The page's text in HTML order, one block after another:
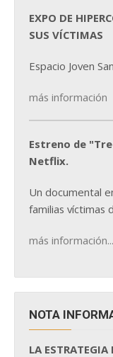
EXPO DE
SUS VÍCTIMAS
Espacio Joven
más información
Estreno de
Netflix.
Un documental
familias víctimas
más información...
NOTA
LA